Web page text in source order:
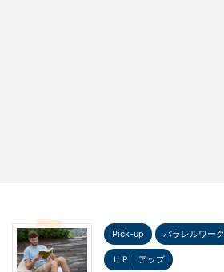
Pick-up パラレルワーク
ＵＰ｜アップ